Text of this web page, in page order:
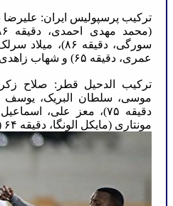
ترکیب پرسپولیس ایران: علیرضا
سورگی، دقیقه
عمری، دقیقه ۶۵) و شهاب زاهدی.
موسی، سلطان البریک، یوسف
مونتاری (مایکل الونگا، دقیقه ۶۴ (محمد النعیمی، دقیقه ۸۵)